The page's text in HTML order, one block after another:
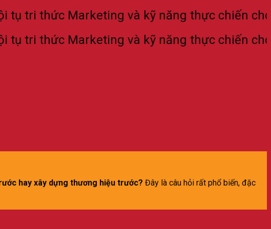
thức Marketing và kỹ năng thực chiến cho thế
thức Marketing và kỹ năng thực chiến cho thế
hay xây dựng thương hiệu trước? Đây là câu hỏi rất phổ biến, đặc